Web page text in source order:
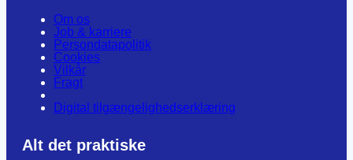
Om os
Job & karriere
Persondatapolitik
Cookies
Vilkår
Fragt
Digital tilgængelighedserklæring
Alt det praktiske